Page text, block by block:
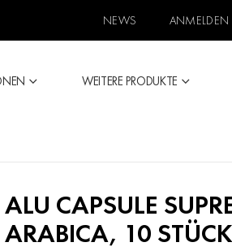
NEWS ANMELDEN
WEITERE PRODUKTE
ALU CAPSULE
ARABICA, 10 STÜCK